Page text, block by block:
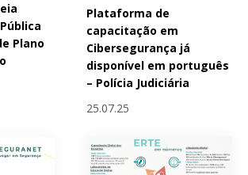
Plano
Plataforma de
capacitação em
Cibersegurança já
disponível em português
– Polícia Judiciária
25.07.25